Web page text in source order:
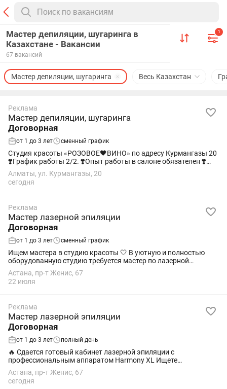
Мастер депиляции, шугаринга в
Казахстане - Вакансии
67 вакансий
1
Весь Казахстан
Мастер депиляции, шугаринга
Реклама
Мастер депиляции, шугаринга
Договорная
от 1 до 3 лет сменный график
Студия красоты «РОЗОВОЕ🖤ВИНО» по адресу Курмангазы 20
❣️График работы 2/2. ❣️Опыт работы в салоне обязателен ❣️
Приветствуется желание дополнительно оказывать услуги по
лазерной эпиляции и...
Алматы, ул. Курмангазы, 20
сегодня
Реклама
Мастер лазерной эпиляции
Договорная
от 1 до 3 лет сменный график
Ищем мастера в студию красоты 🤍 В уютную и полностью
оборудованную студию требуется мастер по лазерной
эпиляции, шугарингу и восковой депиляции . Мы предлагаем:
👇 ♦️работу на процент; ♦️полностью...
Астана, пр-т Женис, 67
22 июля
Реклама
Мастер лазерной эпиляции
Договорная
от 1 до 3 лет полный день
🔥 Сдается готовый кабинет лазерной эпиляции с
профессиональным аппаратом Harmony XL Ищете
возможность начать работать сразу, без покупки
дорогостоящего оборудования? Предлагается в аренду
полностью...
Астана, пр-т Женис, 67
сегодня